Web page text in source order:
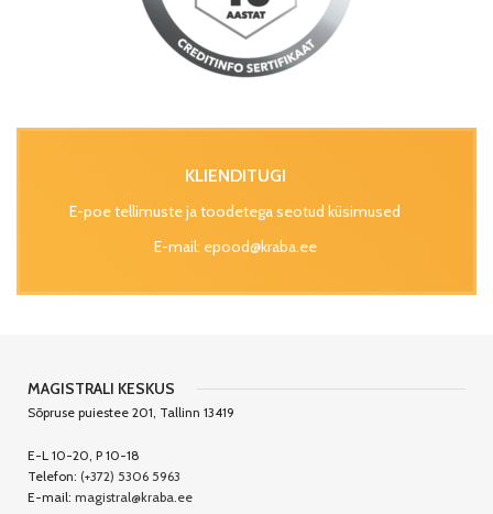
KLIENDITUGI
E-poe tellimuste ja toodetega seotud küsimused
E-mail: epood@kraba.ee
MAGISTRALI KESKUS
Sõpruse puiestee 201, Tallinn 13419
E-L 10-20, P 10-18
Telefon: (+372) 5306 5963
E-mail: magistral@kraba.ee